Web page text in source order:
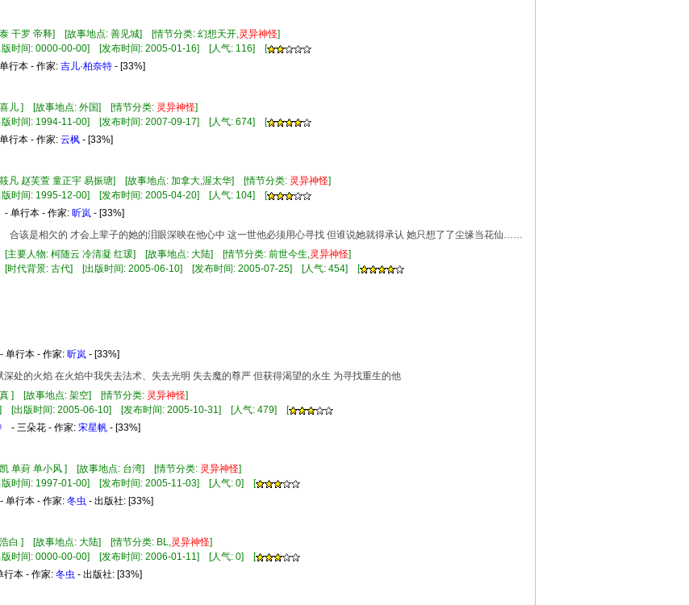
干罗 帝释] [故事地点: 善见城] [情节分类: 幻想天开,灵异神怪]
版时间: 0000-00-00] [发布时间: 2005-01-16] [人气: 116] [
行本 - 作家: 吉儿·柏奈特 - [33%]
喜儿 ] [故事地点: 外国] [情节分类: 灵异神怪]
版时间: 1994-11-00] [发布时间: 2007-09-17] [人气: 674] [
行本 - 作家: 云枫 - [33%]
凡 赵芙萱 童正宇 易振瑭] [故事地点: 加拿大,渥太华] [情节分类: 灵异神怪]
版时间: 1995-12-00] [发布时间: 2005-04-20] [人气: 104] [
- 单行本 - 作家: 昕岚 - [33%]
合该是相欠的 才会上辈子的她的泪眼深映在他心中 这一世他必须用心寻找 但谁说她就得承认 她只想了了尘缘当花仙……
[主要人物: 柯随云 冷清凝 红瑗] [故事地点: 大陆] [情节分类: 前世今生,灵异神怪]
[时代背景: 古代] [出版时间: 2005-06-10] [发布时间: 2005-07-25] [人气: 454] [
- 单行本 - 作家: 昕岚 - [33%]
深处的火焰 在火焰中我失去法术、失去光明 失去魔的尊严 但获得渴望的永生 为寻找重生的他
真 ] [故事地点: 架空] [情节分类: 灵异神怪]
] [出版时间: 2005-06-10] [发布时间: 2005-10-31] [人气: 479] [
- 三朵花 - 作家: 宋星帆 - [33%]
凯 单葑 单小风 ] [故事地点: 台湾] [情节分类: 灵异神怪]
版时间: 1997-01-00] [发布时间: 2005-11-03] [人气: 0] [
- 单行本 - 作家: 冬虫 - 出版社: [33%]
浩白 ] [故事地点: 大陆] [情节分类: BL,灵异神怪]
版时间: 0000-00-00] [发布时间: 2006-01-11] [人气: 0] [
行本 - 作家: 冬虫 - 出版社: [33%]